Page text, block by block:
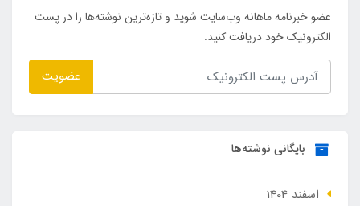
عضو خبرنامه ماهانه وب‌سایت شوید و تازه‌ترین نوشته‌ها را در پست
الکترونیک خود دریافت کنید.
عضویت
بایگانی نوشته‌ها
اسفند 1404